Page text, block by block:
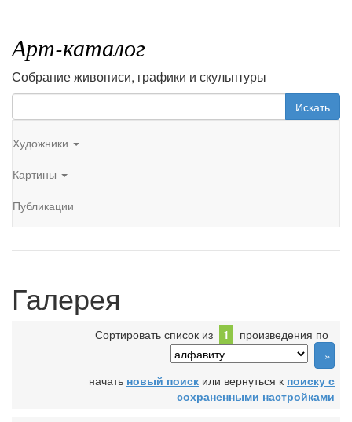
Арт-каталог
Собрание живописи, графики и скульптуры
Искать
Художники
Картины
Публикации
Галерея
Сортировать список из 1 произведения по
начать новый поиск или вернуться к поиску с
сохраненными настройками